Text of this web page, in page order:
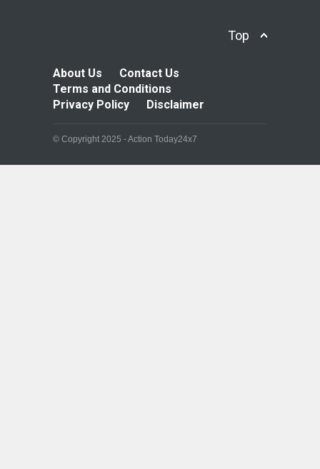
Top
About Us
Contact Us
Terms and Conditions
Privacy Policy
Disclaimer
© Copyright 2025 - Action Today24x7